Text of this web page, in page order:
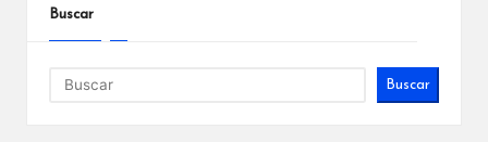
Buscar
Buscar